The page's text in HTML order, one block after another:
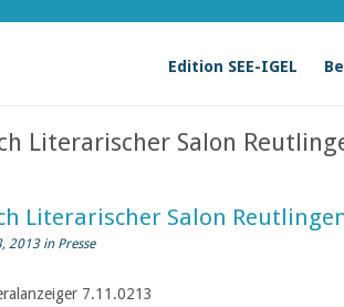
Edition SEE-IGEL
Literarischer Salon
Literarischer Salon
2013 in Presse
7.11.0213